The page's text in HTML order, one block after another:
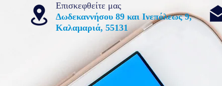
Επισκεφθείτε μας
Δωδεκαννήσου 89 και Ινεπόλεως 9,
Καλαμαριά, 55131